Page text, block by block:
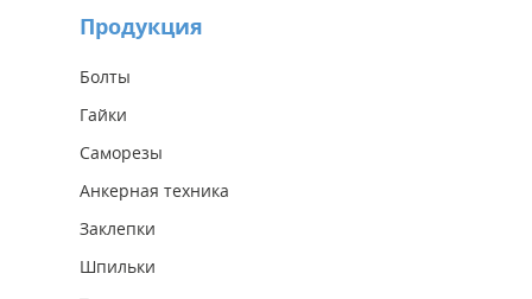
Продукция
Болты
Гайки
Саморезы
Анкерная техника
Заклепки
Шпильки